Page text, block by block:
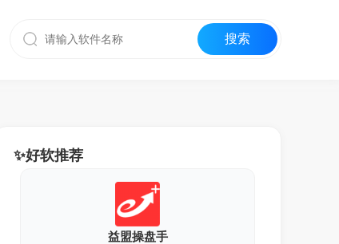
✨好软推荐
益盟操盘手